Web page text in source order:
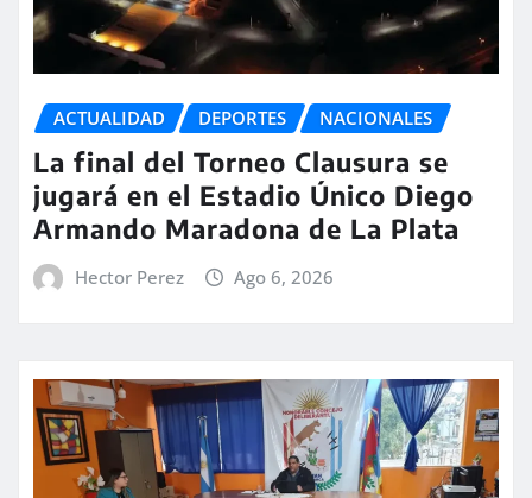
ACTUALIDAD DEPORTES NACIONALES
La final del Torneo Clausura se
jugará en el Estadio Único Diego
Armando Maradona de La Plata
Hector Perez Ago 6, 2026